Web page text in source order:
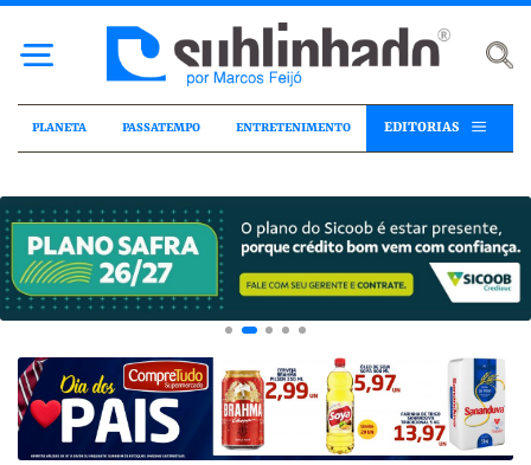
PLANETA PASSATEMPO ENTRETENIMENTO EDITORIAS